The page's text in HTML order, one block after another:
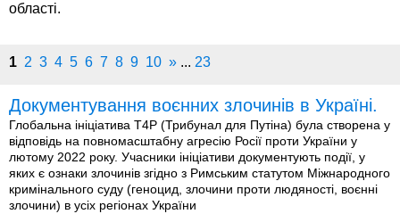
області.
1 2 3 4 5 6 7 8 9 10 » ... 23
Документування воєнних злочинів в Україні.
Глобальна ініціатива T4P (Трибунал для Путіна) була створена у
відповідь на повномасштабну агресію Росії проти України у
лютому 2022 року. Учасники ініціативи документують події, у
яких є ознаки злочинів згідно з Римським статутом Міжнародного
кримінального суду (геноцид, злочини проти людяності, воєнні
злочини) в усіх регіонах України